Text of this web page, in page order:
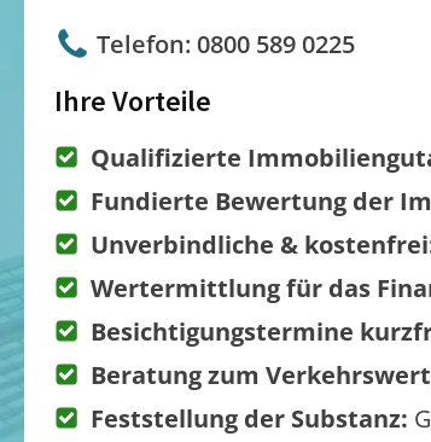
Telefon: 0800 589 0225
Ihre Vorteile
Qualifizierte
Fundierte Bewertung der
Unverbindliche &
Wertermittlung für das
Besichtigungstermine
Beratung zum
Feststellung der Substanz: